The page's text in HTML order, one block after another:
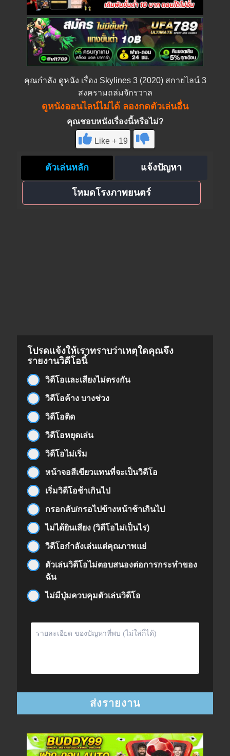
คุณกำลัง ดูหนัง เรื่อง Skylines 3 (2020) สกายไลน์ 3
สงครามถล่มจักรวาล
ดูหนังออนไลน์ไม่ได้ ลองกดตัวเล่นอื่น
คุณชอบหนังเรื่องนี้หรือไม่?
Like + 19
ตัวเล่นหลัก แจ้งปัญหา
โหมดโรงภาพยนตร์
โปรดแจ้งให้เราทราบว่าเหตุใดคุณจึง
รายงานวิดีโอนี้
วิดีโอและเสียงไม่ตรงกัน
วิดีโอค้าง บางช่วง
วิดีโอติด
วิดีโอหยุดเล่น
วิดีโอไม่เริ่ม
หน้าจอสีเขียวแทนที่จะเป็นวิดีโอ
เริ่มวิดีโอช้าเกินไป
กรอกลับ/กรอไปข้างหน้าช้าเกินไป
ไม่ได้ยินเสียง (วิดีโอไม่เป็นไร)
วิดีโอกำลังเล่นแต่คุณภาพแย่
ตัวเล่นวิดีโอไม่ตอบสนองต่อการกระทำของ
ฉัน
ไม่มีปุ่มควบคุมตัวเล่นวิดีโอ